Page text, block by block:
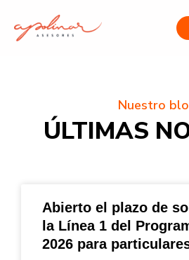
contenido
Nuestro
ÚLTIMAS
Abierto el plazo de
la Línea 1 del
2026 para